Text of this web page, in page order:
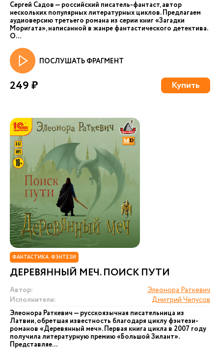
Сергей Садов — российский писатель-фантаст, автор
нескольких популярных литературных циклов. Предлагаем
аудиоверсию третьего романа из серии книг «Загадки
Моригата», написанной в жанре фантастического детектива.
О...
ПОСЛУШАТЬ ФРАГМЕНТ
249 ₽ Купить
ФАНТАСТИКА. ФЭНТЕЗИ
ДЕРЕВЯННЫЙ МЕЧ. ПОИСК ПУТИ
Автор:
Элеонора Раткевич
Исполнители:
Дмитрий Чепусов
Элеонора Раткевич — русскоязычная писательница из
Латвии, обретшая известность благодаря циклу фэнтези-
романов «Деревянный меч». Первая книга цикла в 2007 году
получила литературную премию «Большой Зилант».
Представляе...